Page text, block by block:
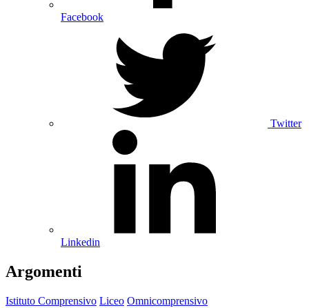
Facebook
Twitter
Linkedin
Argomenti
Istituto Comprensivo Liceo Omnicomprensivo